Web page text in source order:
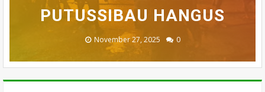
MENINGGAL DUNIA
July 05, 2026 0
PUTUSSIBAU HANGUS
November 27, 2025 0
BADAU BERI BANTUAN
March 26, 2025 0
DILALAP API
March 13, 2025 0
MASSA
February 18, 2025 0